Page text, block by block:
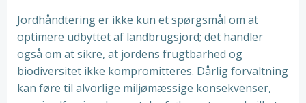
Jordhåndtering er ikke kun et spørgsmål om at
optimere udbyttet af landbrugsjord; det handler
også om at sikre, at jordens frugtbarhed og
biodiversitet ikke kompromitteres. Dårlig forvaltning
kan føre til alvorlige miljømæssige konsekvenser,